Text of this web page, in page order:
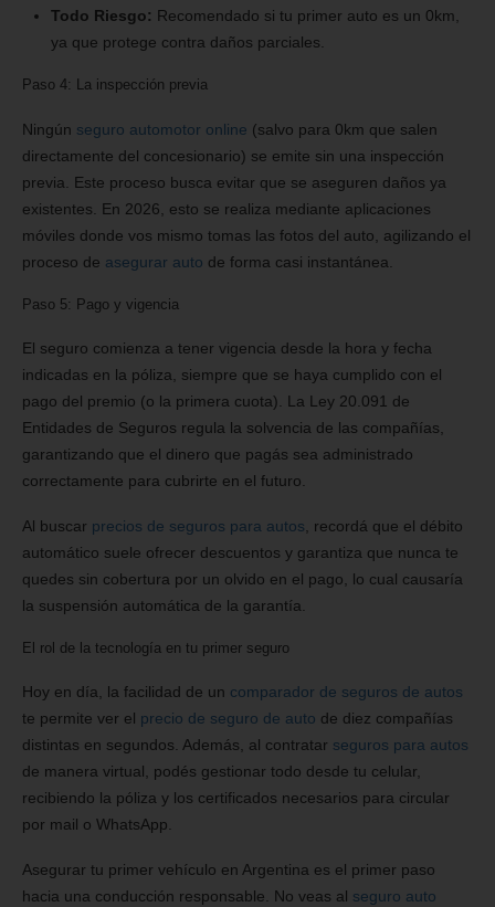
Todo Riesgo: Recomendado si tu primer auto es un 0km,
ya que protege contra daños parciales.
Paso 4: La inspección previa
Ningún seguro automotor online (salvo para 0km que salen
directamente del concesionario) se emite sin una inspección
previa. Este proceso busca evitar que se aseguren daños ya
existentes. En 2026, esto se realiza mediante aplicaciones
móviles donde vos mismo tomas las fotos del auto, agilizando el
proceso de asegurar auto de forma casi instantánea.
Paso 5: Pago y vigencia
El seguro comienza a tener vigencia desde la hora y fecha
indicadas en la póliza, siempre que se haya cumplido con el
pago del premio (o la primera cuota). La Ley 20.091 de
Entidades de Seguros regula la solvencia de las compañías,
garantizando que el dinero que pagás sea administrado
correctamente para cubrirte en el futuro.
Al buscar precios de seguros para autos , recordá que el débito
automático suele ofrecer descuentos y garantiza que nunca te
quedes sin cobertura por un olvido en el pago, lo cual causaría
la suspensión automática de la garantía.
El rol de la tecnología en tu primer seguro
Hoy en día, la facilidad de un comparador de seguros de autos
te permite ver el precio de seguro de auto de diez compañías
distintas en segundos. Además, al contratar seguros para autos
de manera virtual, podés gestionar todo desde tu celular,
recibiendo la póliza y los certificados necesarios para circular
por mail o WhatsApp.
Asegurar tu primer vehículo en Argentina es el primer paso
hacia una conducción responsable. No veas al seguro auto